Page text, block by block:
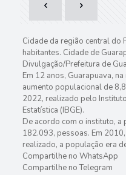
Cidade da região central do
habitantes. Cidade de
Divulgação/Prefeitura de
Em 12 anos, Guarapuava,
aumento populacional de
2022, realizado pelo
Estatística (IBGE).
De acordo com o instituto, a
182.093, pessoas. Em
realizado, a população era
Compartilhe no WhatsApp
Compartilhe no Telegram